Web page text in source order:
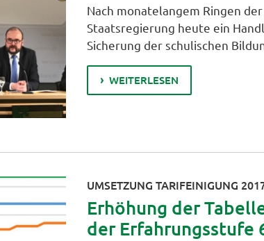
Nach monatelangem Ringen
Staatsregierung heute ein
Sicherung der schulischen
WEITERLESEN
UMSETZUNG TARIFEINIGUNG
Erhöhung der
der Erfahrungsstufe